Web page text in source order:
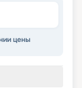
цены